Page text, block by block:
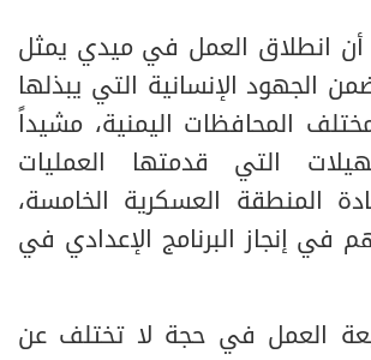
أن انطلاق العمل في ميدي يمثل
الجهود الإنسانية التي يبذلها
المحافظات اليمنية، مشيداً
التي قدمتها العمليات
المنطقة العسكرية الخامسة،
في إنجاز البرنامج الإعدادي في
العمل في حجة لا تختلف عن